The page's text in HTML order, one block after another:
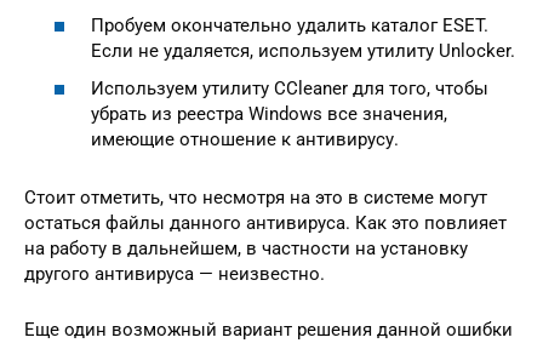
Пробуем окончательно удалить каталог ESET.
Если не удаляется, используем утилиту Unlocker.
Используем утилиту CCleaner для того, чтобы
убрать из реестра Windows все значения,
имеющие отношение к антивирусу.
Стоит отметить, что несмотря на это в системе могут
остаться файлы данного антивируса. Как это повлияет
на работу в дальнейшем, в частности на установку
другого антивируса — неизвестно.
Еще один возможный вариант решения данной ошибки